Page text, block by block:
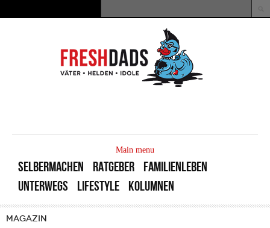
Suchformular
Main menu
SELBERMACHEN RATGEBER
FAMILIENLEBEN
UNTERWEGS
LIFESTYLE KOLUMNEN
MAGAZIN